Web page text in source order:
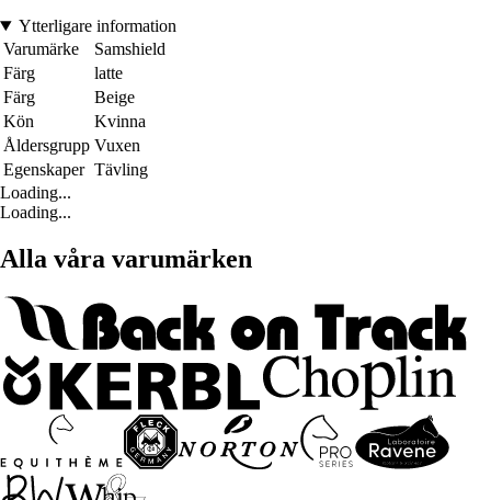
Ytterligare information
Varumärke
Samshield
Färg
latte
Färg
Beige
Kön
Kvinna
Åldersgrupp Vuxen
Egenskaper Tävling
Loading...
Loading...
Alla våra varumärken